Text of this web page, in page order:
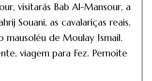
visitarás Bab Al-Mansour, a
Souani, as cavalariças reais,
mausoléu de Moulay Ismail.
viagem para Fez. Pernoite